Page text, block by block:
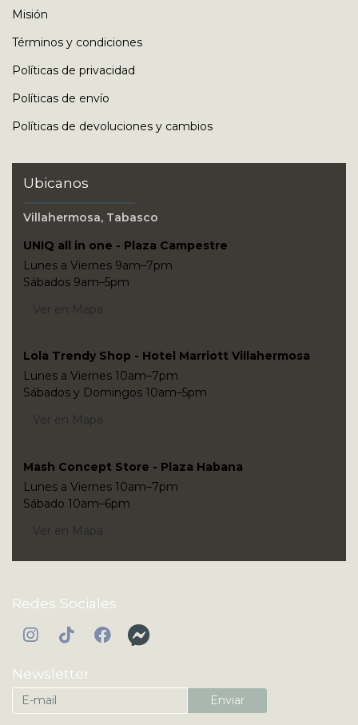
Misión
Términos y condiciones
Políticas de privacidad
Políticas de envío
Políticas de devoluciones y cambios
Ubicanos
Villahermosa, Tabasco
UNIQ all in one - Plaza Campestre
Lunes a Viernes 9am–7pm
Sábados 9am–5pm
Ver en Mapa
Lola Trendy Shop - Hotel Marriott Villahermosa
Lunes a Viernes 10am–7pm
Sábados y Domingos 10am–5pm
Ver en Mapa
Mash Concept Store - Plaza Habana
Lunes a Viernes 10am–7pm
Sábado 10am–6pm
Ver en Mapa
Redes Sociales
Newsletter
Enviar